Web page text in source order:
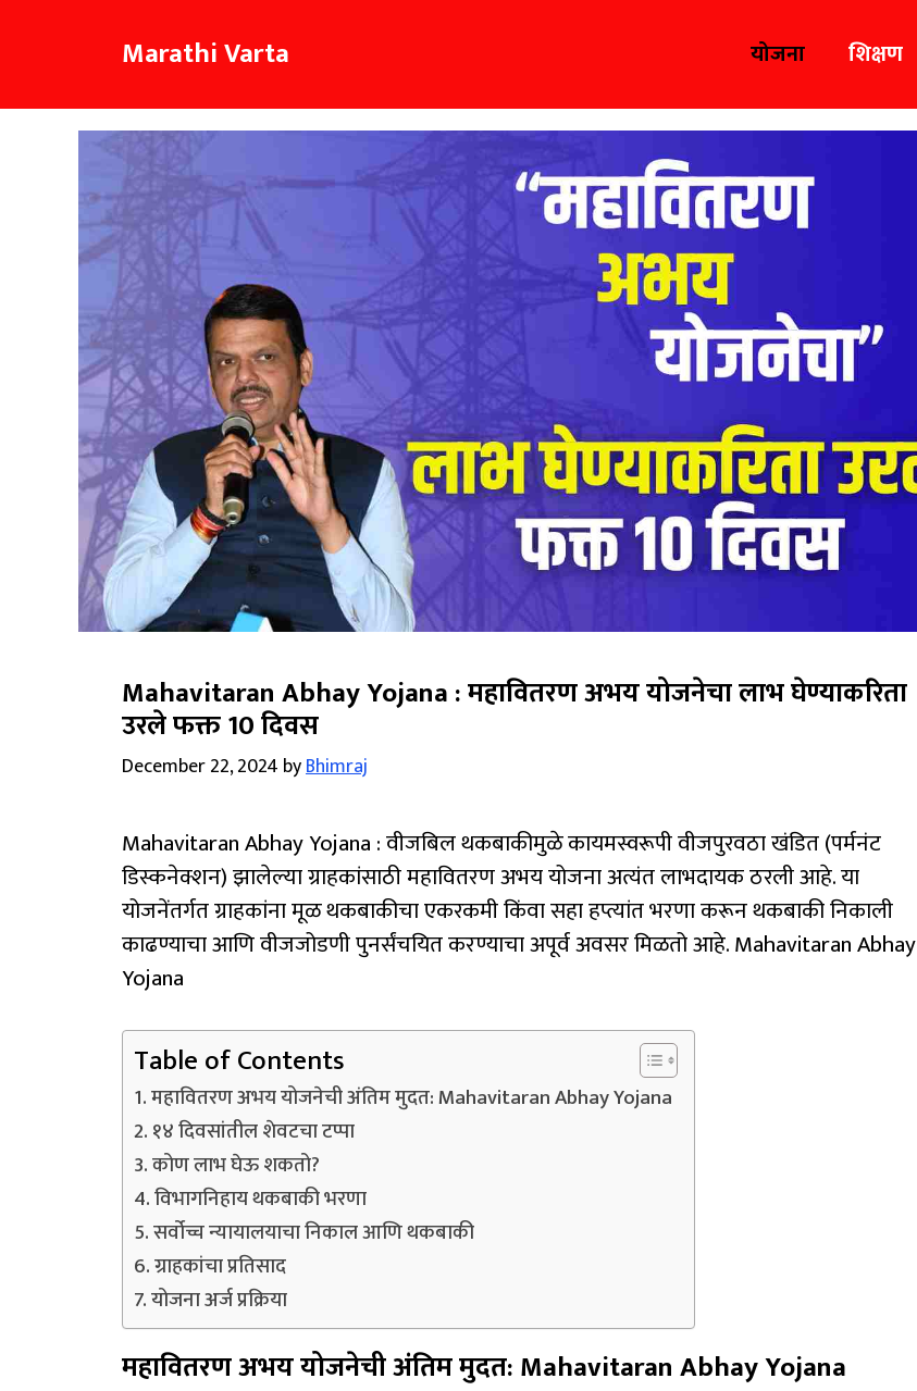
Marathi Varta योजना शिक्षण
Mahavitaran Abhay Yojana : महावितरण अभय योजनेचा लाभ घेण्याकरिता
उरले फक्त 10 दिवस
December 22, 2024 byBhimraj
Mahavitaran Abhay Yojana : वीजबिल थकबाकीमुळे कायमस्वरूपी वीजपुरवठा खंडित (पर्मनंट
डिस्कनेक्शन) झालेल्या ग्राहकांसाठी महावितरण अभय योजना अत्यंत लाभदायक ठरली आहे. या
योजनेंतर्गत ग्राहकांना मूळ थकबाकीचा एकरकमी किंवा सहा हप्त्यांत भरणा करून थकबाकी निकाली
काढण्याचा आणि वीजजोडणी पुनर्संचयित करण्याचा अपूर्व अवसर मिळतो आहे. Mahavitaran Abhay
Yojana
Table of Contents
महावितरण अभय योजनेची अंतिम मुदत: Mahavitaran Abhay Yojana
१४ दिवसांतील शेवटचा टप्पा
कोण लाभ घेऊ शकतो?
विभागनिहाय थकबाकी भरणा
सर्वोच्च न्यायालयाचा निकाल आणि थकबाकी
ग्राहकांचा प्रतिसाद
योजना अर्ज प्रक्रिया
महावितरण अभय योजनेची अंतिम मुदत:Mahavitaran Abhay Yojana